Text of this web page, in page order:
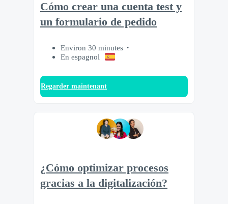
Cómo crear una cuenta test y
un formulario de pedido
Environ 30 minutes
En espagnol
Regarder maintenant
¿Cómo optimizar procesos
gracias a la digitalización?